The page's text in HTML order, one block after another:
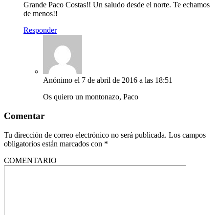
Grande Paco Costas!! Un saludo desde el norte. Te echamos
de menos!!
Responder
Anónimo el 7 de abril de 2016 a las 18:51
Os quiero un montonazo, Paco
Comentar
Tu dirección de correo electrónico no será publicada. Los campos
obligatorios están marcados con *
COMENTARIO